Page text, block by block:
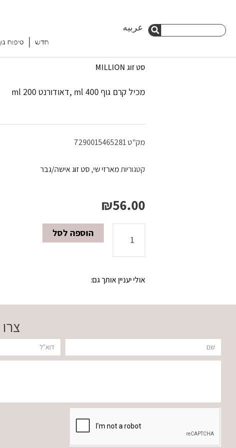
לתוכן חיפוש
عربيه
חדש טיפוח
סט זוג MILLION
מכיל קרם גוף 400 ml ,דאודורנט 200 ml
מק"ט7290015465281
קטגוריותמארזי שי, סט זוג אישה/גבר
₪56.00
כמות הוספה לסל
אולי יעניין אותך גם:
שם דוא"ל